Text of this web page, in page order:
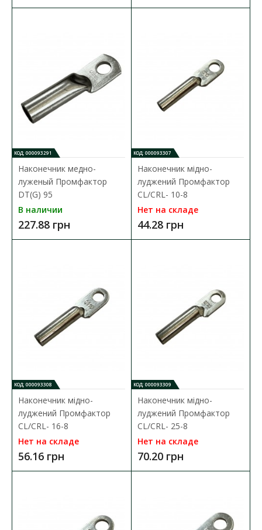
В наличии
Кабельный наконечник Промфактор серии
DT(G) представляет собой специальный элемент, который
предназн..
В КОРЗИНУ
В сравнения
В закладки
В наличии
КОД: 000093291
Наконечник медно-
луженый Промфактор
DT(G) 95
В наличии
227.88 грн
КОД: 000093307
Наконечник мідно-
луджений Промфактор
CL/CRL- 10-8
Нет на складе
44.28 грн
КОД: 000093308
Наконечник мідно-
луджений Промфактор
CL/CRL- 16-8
Нет на складе
56.16 грн
КОД: 000093309
Наконечник мідно-
луджений Промфактор
CL/CRL- 25-8
Нет на складе
70.20 грн